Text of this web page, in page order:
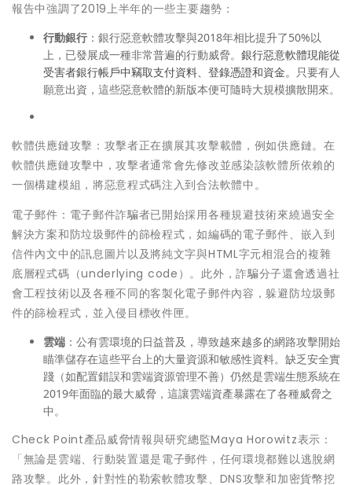
報告中強調了2019上半年的一些主要趨勢：
行動銀行 ：銀行惡意軟體攻擊與2018年相比提升了50%以
上，已發展成一種非常普遍的行動威脅。 銀行惡意軟體現能從
受害者銀行帳戶中竊取支付資料、登錄憑證和資金。 只要有人
願意出資，這些惡意軟體的新版本便可隨時大規模擴散開來。
軟體供應鏈攻擊：攻擊者正在擴展其攻擊載體，例如供應鏈。在
軟體供應鏈攻擊中，攻擊者通常會先修改並感染該軟體所依賴的
一個構建模組，將惡意程式碼注入到合法軟體中。
電子郵件：電子郵件詐騙者已開始採用各種規避技術來繞過安全
解決方案和防垃圾郵件的篩檢程式，如編碼的電子郵件、嵌入到
信件內文中的訊息圖片以及將純文字與HTML字元相混合的複雜
底層程式碼（underlying code）。此外，詐騙分子還會透過社
會工程技術以及各種不同的客製化電子郵件內容，躲避防垃圾郵
件的篩檢程式，並入侵目標收件匣。
雲端 ：公有雲環境的日益普及，導致越來越多的網路攻擊開始
瞄準儲存在這些平台上的大量資源和敏感性資料。缺乏安全實
踐（如配置錯誤和雲端資源管理不善）仍然是雲端生態系統在
2019年面臨的最大威脅，這讓雲端資產暴露在了各種威脅之
中。
Check Point產品威脅情報與研究總監Maya Horowitz表示：
「無論是雲端、行動裝置還是電子郵件，任何環境都難以逃脫網
路攻擊。此外，針對性的勒索軟體攻擊、DNS攻擊和加密貨幣挖